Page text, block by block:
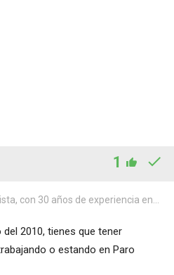
1
con 30 años de experiencia en...
2010, tienes que tener
o estando en Paro